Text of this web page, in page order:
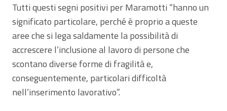
Tutti questi segni positivi per Maramotti “hanno un
significato particolare, perché è proprio a queste
aree che si lega saldamente la possibilità di
accrescere l’inclusione al lavoro di persone che
scontano diverse forme di fragilità e,
conseguentemente, particolari difficoltà
nell’inserimento lavorativo”.